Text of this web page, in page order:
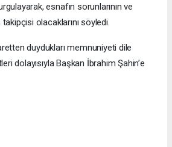
esnafın sorunlarının ve
olacaklarını söyledi.
duydukları memnuniyeti dile
dolayısıyla Başkan İbrahim Şahin’e